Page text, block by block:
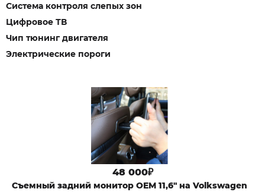
Система контроля слепых зон
Цифровое ТВ
Чип тюнинг двигателя
Электрические пороги
48 000₽
Съемный задний монитор OEM 11,6" на Volkswagen